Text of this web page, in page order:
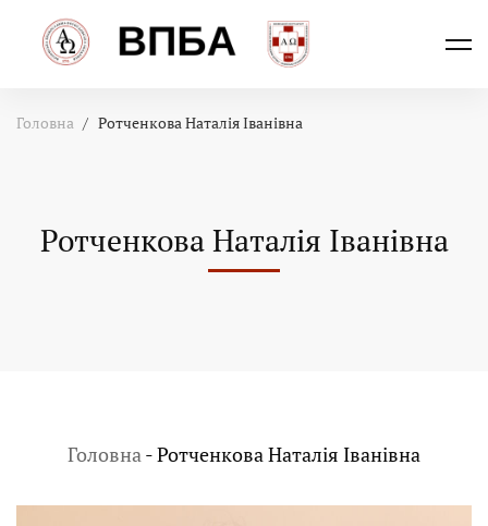
Головна Ротченкова Наталія Іванівна
Ротченкова Наталія Іванівна
Головна-Ротченкова Наталія Іванівна